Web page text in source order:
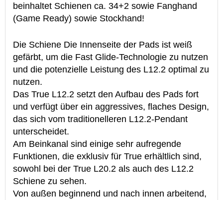
beinhaltet Schienen ca. 34+2 sowie Fanghand
(Game Ready) sowie Stockhand!
Die Schiene Die Innenseite der Pads ist weiß
gefärbt, um die Fast Glide-Technologie zu nutzen
und die potenzielle Leistung des L12.2 optimal zu
nutzen.
Das True L12.2 setzt den Aufbau des Pads fort
und verfügt über ein aggressives, flaches Design,
das sich vom traditionelleren L12.2-Pendant
unterscheidet.
Am Beinkanal sind einige sehr aufregende
Funktionen, die exklusiv für True erhältlich sind,
sowohl bei der True L20.2 als auch des L12.2
Schiene zu sehen.
Von außen beginnend und nach innen arbeitend,